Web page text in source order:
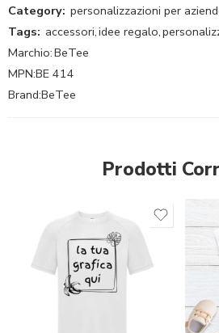
Category: personalizzazioni per
Tags: accessori,idee regalo,
Marchio:BeTee
MPN:BE 414
Brand:BeTee
Prodotti